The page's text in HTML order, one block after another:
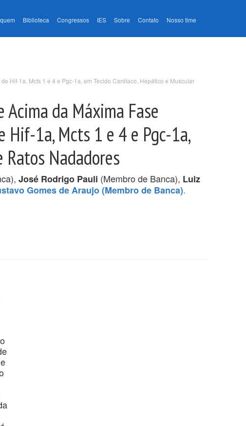
Biblioteca Congressos IES Sobre Contato Nosso time
Hif-1a, Mcts 1 e 4 e Pgc-1a, em Tecido Cardíaco, Hepático e Muscular
da Máxima Fase
Hif-1a, Mcts 1 e 4 e Pgc-1a,
Ratos Nadadores
José Rodrigo Pauli (Membro de Banca), Luiz
Gomes de Araujo (Membro de Banca).